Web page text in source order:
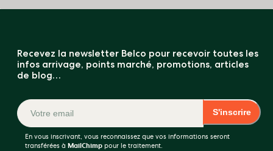
Recevez la newsletter Belco pour recevoir toutes les
infos arrivage, points marché, promotions, articles
de blog…
S'inscrire
En vous inscrivant, vous reconnaissez que vos informations seront
transférées à MailChimppour le traitement.